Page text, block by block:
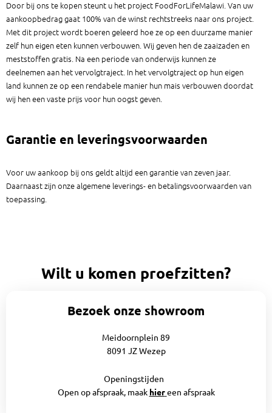
Door bij ons te kopen steunt u het project FoodForLifeMalawi. Van uw
aankoopbedrag gaat 100% van de winst rechtstreeks naar ons project.
Met dit project wordt boeren geleerd hoe ze op een duurzame manier
zelf hun eigen eten kunnen verbouwen. Wij geven hen de zaaizaden en
meststoffen gratis. Na een periode van onderwijs kunnen ze
deelnemen aan het vervolgtraject. In het vervolgtraject op hun eigen
land kunnen ze op een rendabele manier hun mais verbouwen doordat
wij hen een vaste prijs voor hun oogst geven.
Garantie en leveringsvoorwaarden
Voor uw aankoop bij ons geldt altijd een garantie van zeven jaar.
Daarnaast zijn onze algemene leverings- en betalingsvoorwaarden van
toepassing.
Wilt u komen proefzitten?
Bezoek onze showroom
Meidoornplein 89
8091 JZ Wezep
Openingstijden
Open op afspraak, maak hiereen afspraak